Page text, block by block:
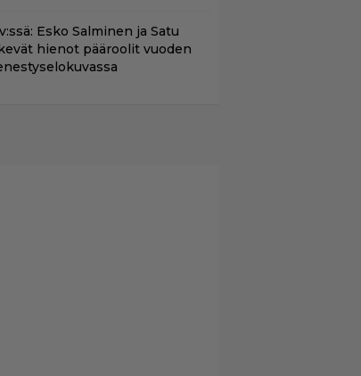
Esko Salminen ja Satu
hienot pääroolit vuoden